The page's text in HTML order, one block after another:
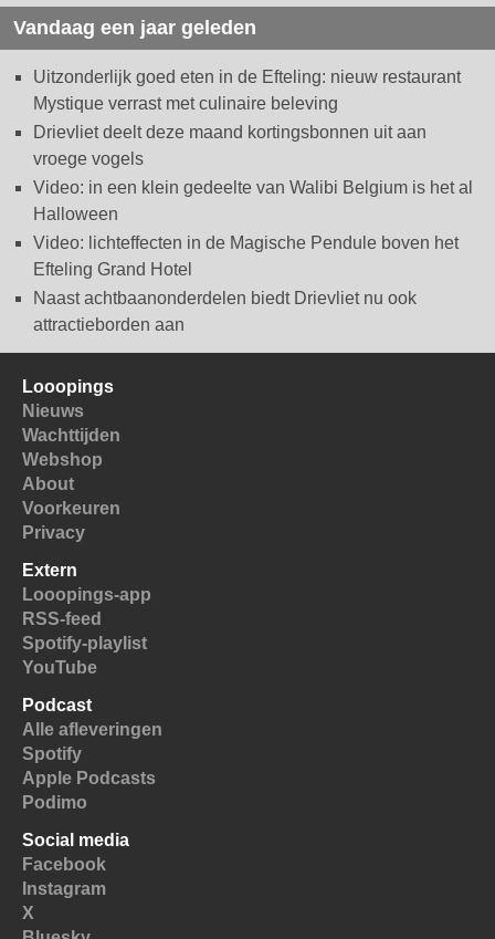
Vandaag een jaar geleden
Uitzonderlijk goed eten in de Efteling: nieuw restaurant
Mystique verrast met culinaire beleving
Drievliet deelt deze maand kortingsbonnen uit aan
vroege vogels
Video: in een klein gedeelte van Walibi Belgium is het al
Halloween
Video: lichteffecten in de Magische Pendule boven het
Efteling Grand Hotel
Naast achtbaanonderdelen biedt Drievliet nu ook
attractieborden aan
Looopings
Nieuws
Wachttijden
Webshop
About
Voorkeuren
Privacy
Extern
Looopings-app
RSS-feed
Spotify-playlist
YouTube
Podcast
Alle afleveringen
Spotify
Apple Podcasts
Podimo
Social media
Facebook
Instagram
X